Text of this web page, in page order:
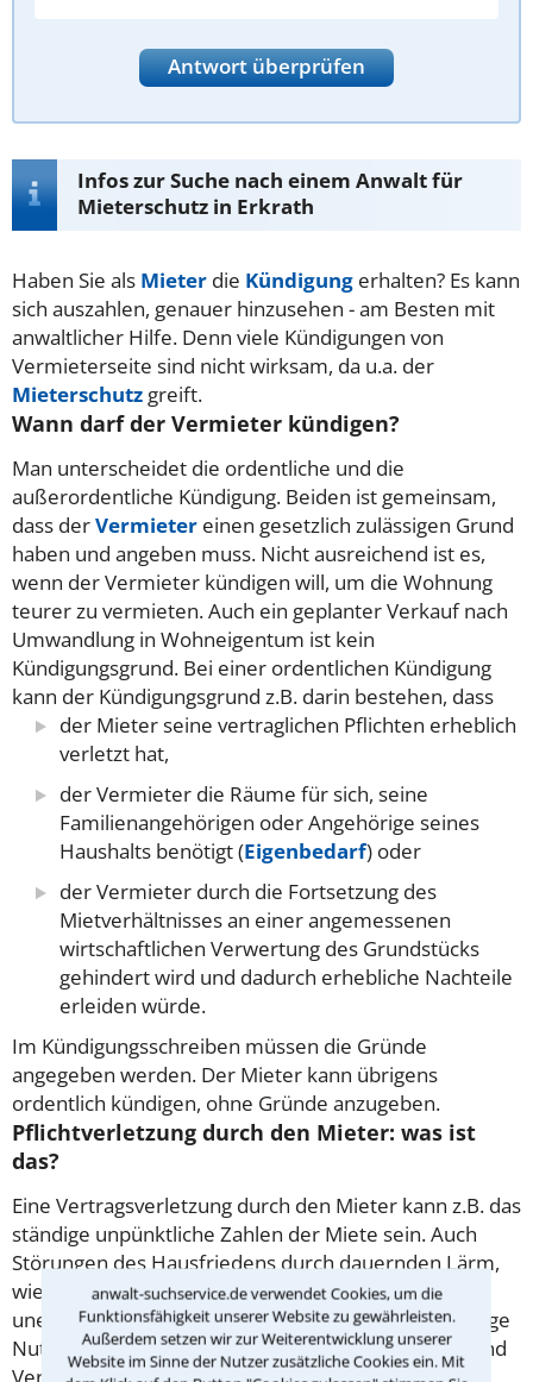
anwalt-suchservice.de verwendet Cookies, um die
Funktionsfähigkeit unserer Website zu gewährleisten.
Außerdem setzen wir zur Weiterentwicklung unserer
Website im Sinne der Nutzer zusätzliche Cookies ein. Mit
Antwort überprüfen
Infos zur Suche nach einem Anwalt für
Mieterschutz in Erkrath
Haben Sie als Mieter die Kündigung erhalten? Es kann
sich auszahlen, genauer hinzusehen - am Besten mit
anwaltlicher Hilfe. Denn viele Kündigungen von
Vermieterseite sind nicht wirksam, da u.a. der
Mieterschutz greift.
Wann darf der Vermieter kündigen?
Man unterscheidet die ordentliche und die
außerordentliche Kündigung. Beiden ist gemeinsam,
dass derVermieter einen gesetzlich zulässigen Grund
haben und angeben muss. Nicht ausreichend ist es,
wenn der Vermieter kündigen will, um die Wohnung
teurer zu vermieten. Auch ein geplanter Verkauf nach
Umwandlung in Wohneigentum ist kein
Kündigungsgrund. Bei einer ordentlichen Kündigung
kann der Kündigungsgrund z.B. darin bestehen, dass
der Mieter seine vertraglichen Pflichten erheblich
verletzt hat,
der Vermieter die Räume für sich, seine
Familienangehörigen oder Angehörige seines
Haushalts benötigt (Eigenbedarf) oder
der Vermieter durch die Fortsetzung des
Mietverhältnisses an einer angemessenen
wirtschaftlichen Verwertung des Grundstücks
gehindert wird und dadurch erhebliche Nachteile
erleiden würde.
Im Kündigungsschreiben müssen die Gründe
angegeben werden. Der Mieter kann übrigens
ordentlich kündigen, ohne Gründe anzugeben.
Pflichtverletzung durch den Mieter: was ist
das?
Eine Vertragsverletzung durch den Mieter kann z.B. das
ständige unpünktliche Zahlen der Miete sein. Auch
Störungen des Hausfriedens durch dauernden Lärm,
wiederholte Verstöße gegen die Hausordnung,
unerlaubte Untervermietung oder die vertragswidrige
Nutzung einer Wohnung für gewerbliche Zwecke sind